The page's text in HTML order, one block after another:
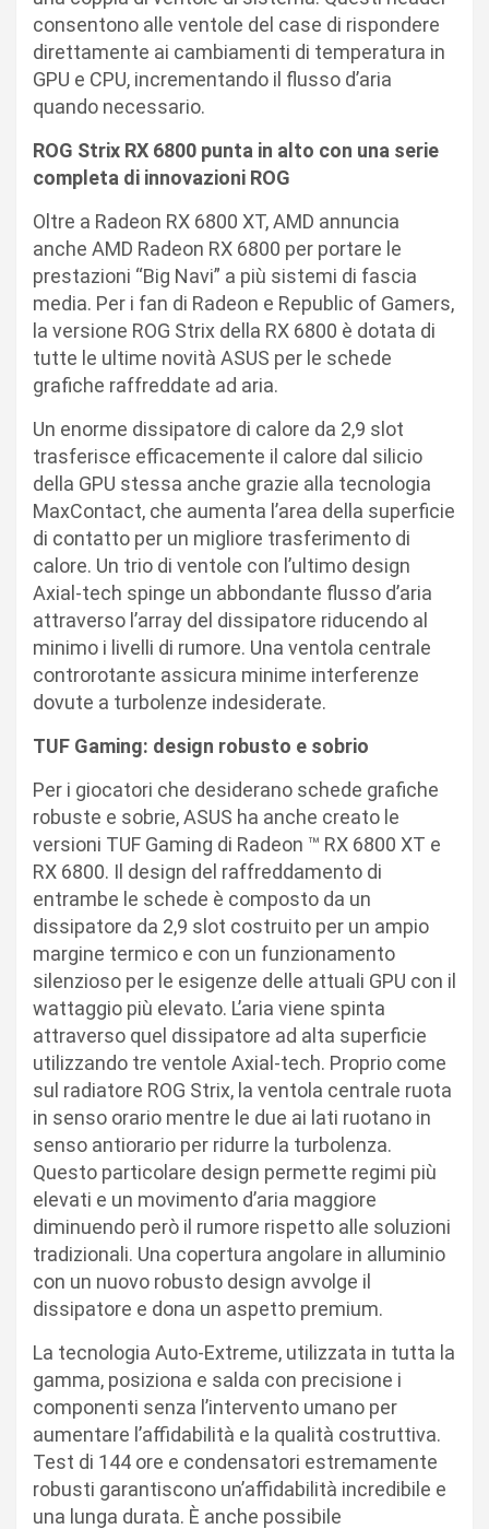
consentono alle ventole del case di rispondere
direttamente ai cambiamenti di temperatura in
GPU e CPU, incrementando il flusso d’aria
quando necessario.
ROG Strix RX 6800 punta in alto con una serie
completa di innovazioni ROG
Oltre a Radeon RX 6800 XT, AMD annuncia
anche AMD Radeon RX 6800 per portare le
prestazioni “Big Navi” a più sistemi di fascia
media. Per i fan di Radeon e Republic of Gamers,
la versione ROG Strix della RX 6800 è dotata di
tutte le ultime novità ASUS per le schede
grafiche raffreddate ad aria.
Un enorme dissipatore di calore da 2,9 slot
trasferisce efficacemente il calore dal silicio
della GPU stessa anche grazie alla tecnologia
MaxContact, che aumenta l’area della superficie
di contatto per un migliore trasferimento di
calore. Un trio di ventole con l’ultimo design
Axial-tech spinge un abbondante flusso d’aria
attraverso l’array del dissipatore riducendo al
minimo i livelli di rumore. Una ventola centrale
controrotante assicura minime interferenze
dovute a turbolenze indesiderate.
TUF Gaming: design robusto e sobrio
Per i giocatori che desiderano schede grafiche
robuste e sobrie, ASUS ha anche creato le
versioni TUF Gaming di Radeon ™ RX 6800 XT e
RX 6800. Il design del raffreddamento di
entrambe le schede è composto da un
dissipatore da 2,9 slot costruito per un ampio
margine termico e con un funzionamento
silenzioso per le esigenze delle attuali GPU con il
wattaggio più elevato. L’aria viene spinta
attraverso quel dissipatore ad alta superficie
utilizzando tre ventole Axial-tech. Proprio come
sul radiatore ROG Strix, la ventola centrale ruota
in senso orario mentre le due ai lati ruotano in
senso antiorario per ridurre la turbolenza.
Questo particolare design permette regimi più
elevati e un movimento d’aria maggiore
diminuendo però il rumore rispetto alle soluzioni
tradizionali. Una copertura angolare in alluminio
con un nuovo robusto design avvolge il
dissipatore e dona un aspetto premium.
La tecnologia Auto-Extreme, utilizzata in tutta la
gamma, posiziona e salda con precisione i
componenti senza l’intervento umano per
aumentare l’affidabilità e la qualità costruttiva.
Test di 144 ore e condensatori estremamente
robusti garantiscono un’affidabilità incredibile e
una lunga durata. È anche possibile